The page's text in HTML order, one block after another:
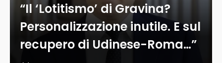
“Il ‘Lotitismo’ di Gravina?
Personalizzazione inutile. E sul
recupero di Udinese-Roma…”